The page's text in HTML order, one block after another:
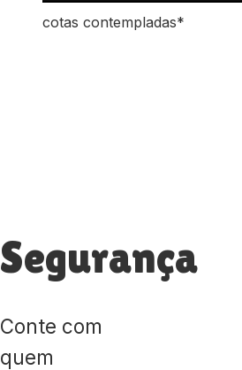
cotas contempladas*
Segurança
Conte com
quem